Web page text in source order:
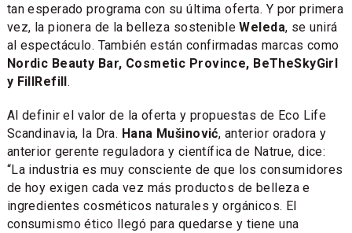
tan esperado programa con su última oferta. Y por primera
vez, la pionera de la belleza sostenibleWeleda, se unirá
al espectáculo. También están confirmadas marcas como
Nordic Beauty Bar, Cosmetic Province, BeTheSkyGirl
y FillRefill.
Al definir el valor de la oferta y propuestas de Eco Life
Scandinavia, la Dra. Hana Mušinović, anterior oradora y
anterior gerente reguladora y científica de Natrue, dice:
“La industria es muy consciente de que los consumidores
de hoy exigen cada vez más productos de belleza e
ingredientes cosméticos naturales y orgánicos. El
consumismo ético llegó para quedarse y tiene una